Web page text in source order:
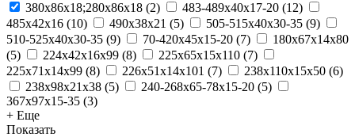
380х86х18;280х86х18 (2) 483-489x40x17-20 (12)
485х42х16 (10) 490х38х21 (5) 505-515x40x30-35 (9)
510-525x40x30-35 (9) 70-420x45x15-20 (7)
180х67х14х80
(5) 224х42х16х99 (8) 225х65х15х110 (7)
225х71х14х99 (8) 226х51х14х101 (7) 238х110х15х50 (6)
238х98х21х38 (5) 240-268x65-78x15-20 (5)
367x97x15-35 (3)
+ Еще
Показать